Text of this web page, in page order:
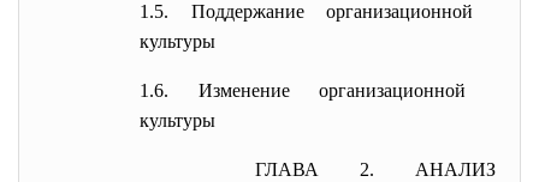
1.5. Поддержание организационной
культуры
1.6. Изменение организационной
культуры
ГЛАВА 2. АНАЛИЗ